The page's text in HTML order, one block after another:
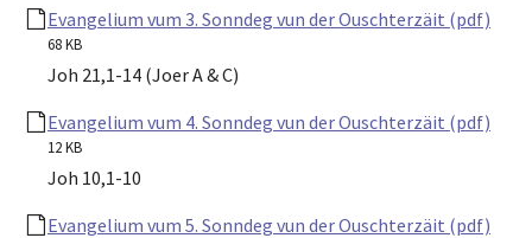
Evangelium vum 3. Sonndeg vun der Ouschterzäit (pdf)
68 KB
Joh 21,1-14 (Joer A & C)
Evangelium vum 4. Sonndeg vun der Ouschterzäit (pdf)
12 KB
Joh 10,1-10
Evangelium vum 5. Sonndeg vun der Ouschterzäit (pdf)